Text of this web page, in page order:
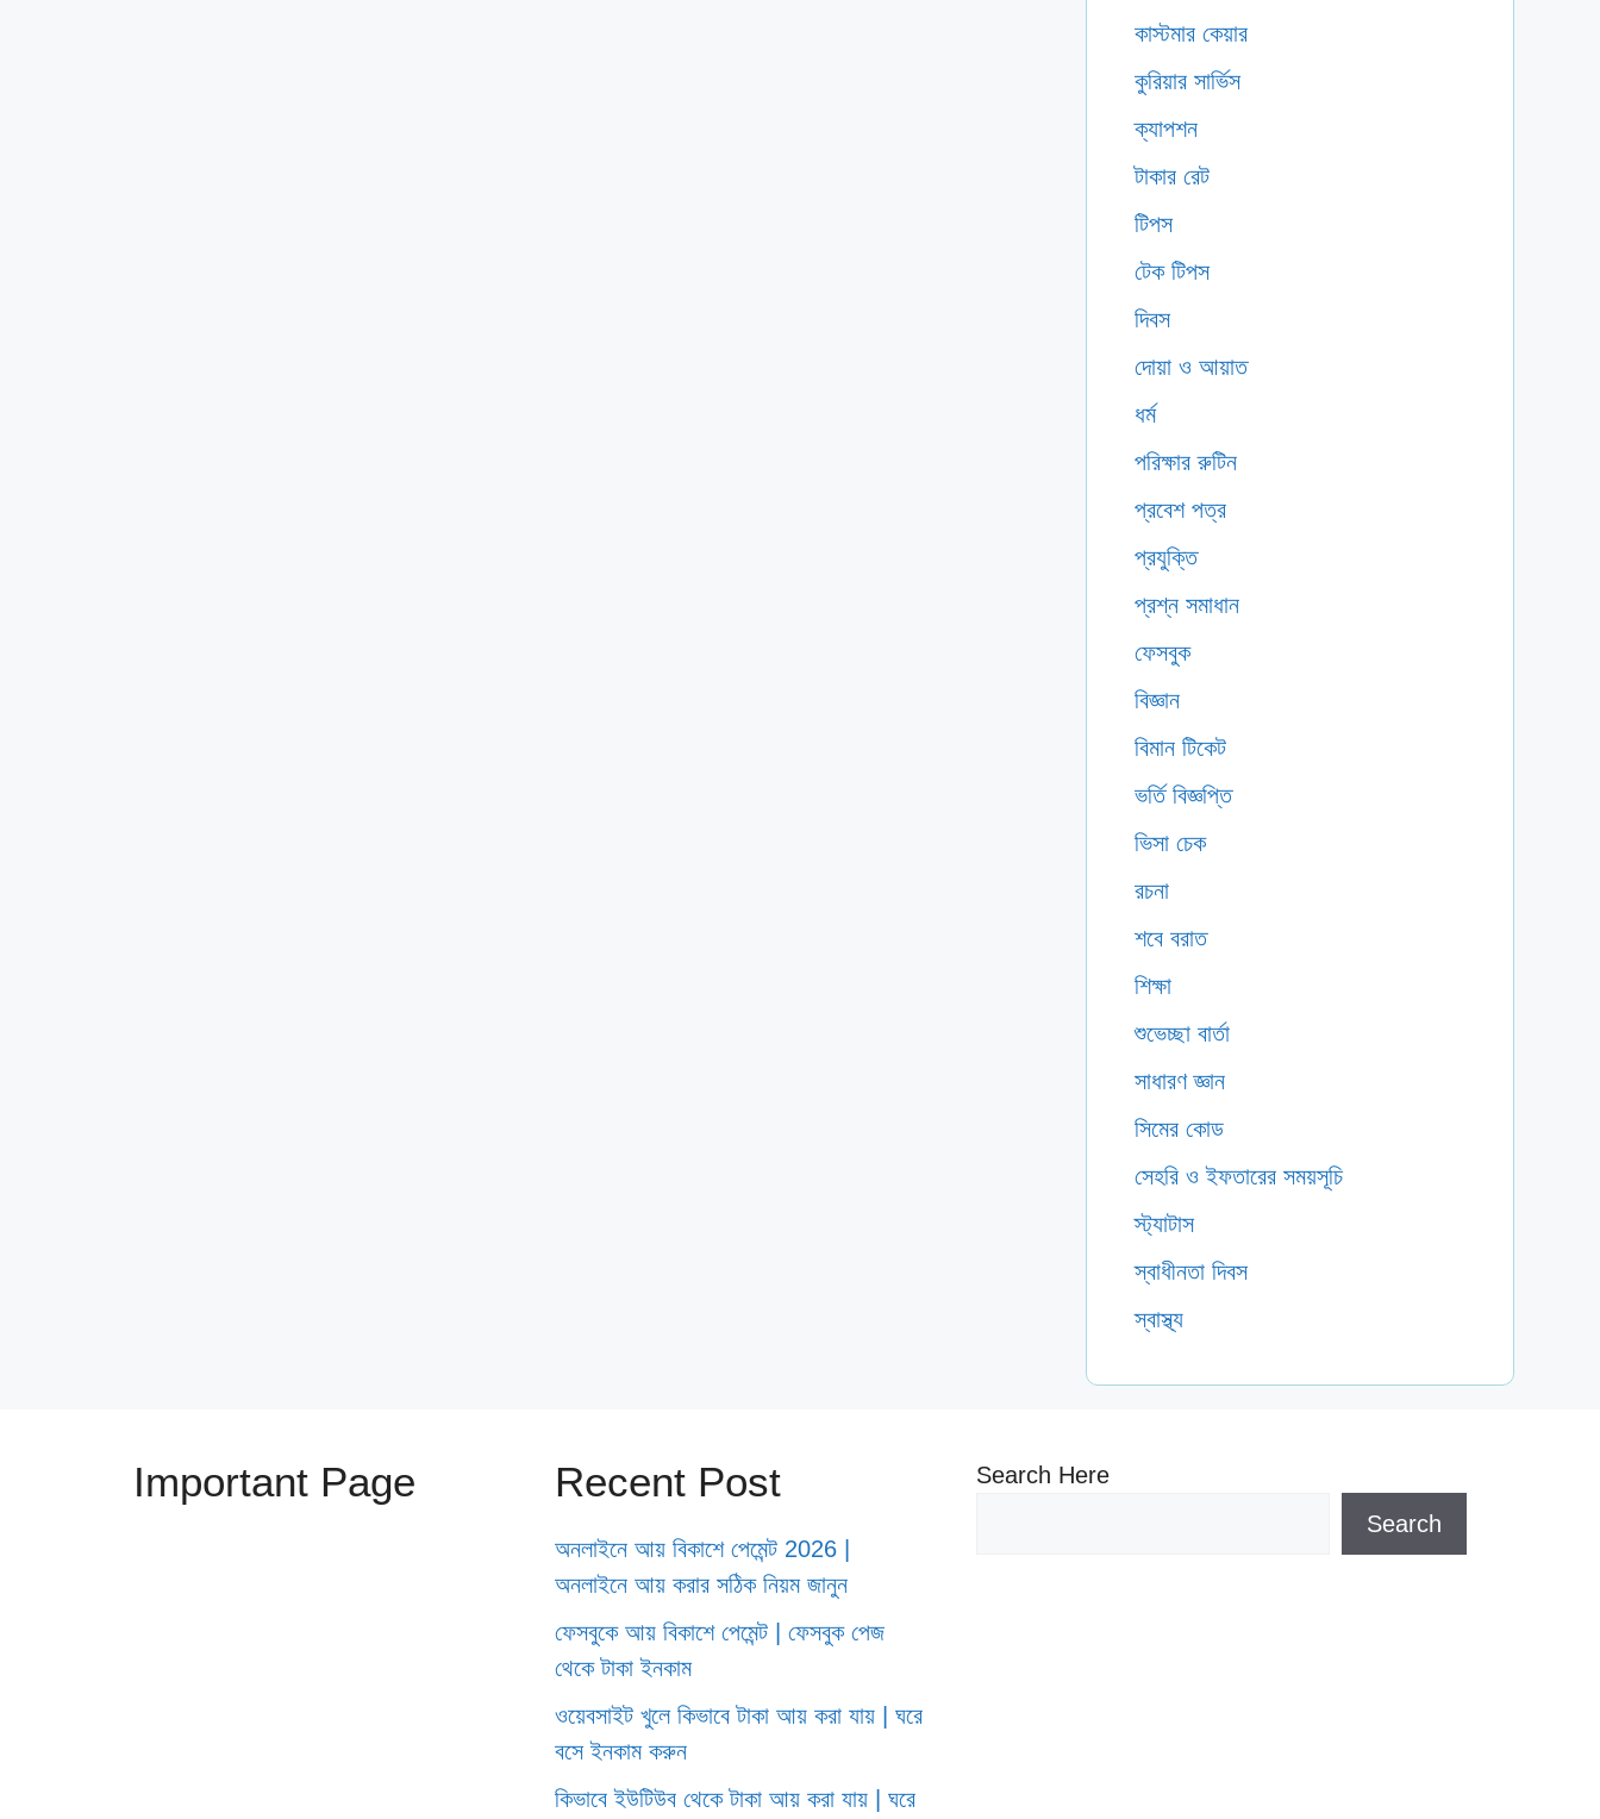
কাস্টমার কেয়ার
কুরিয়ার সার্ভিস
ক্যাপশন
টাকার রেট
টিপস
টেক টিপস
দিবস
দোয়া ও আয়াত
ধর্ম
পরিক্ষার রুটিন
প্রবেশ পত্র
প্রযুক্তি
প্রশ্ন সমাধান
ফেসবুক
বিজ্ঞান
বিমান টিকেট
ভর্তি বিজ্ঞপ্তি
ভিসা চেক
রচনা
শবে বরাত
শিক্ষা
শুভেচ্ছা বার্তা
সাধারণ জ্ঞান
সিমের কোড
সেহরি ও ইফতারের সময়সূচি
স্ট্যাটাস
স্বাধীনতা দিবস
স্বাস্থ্য
Important Page Recent Post
অনলাইনে আয় বিকাশে পেমেন্ট 2026 |
অনলাইনে আয় করার সঠিক নিয়ম জানুন
ফেসবুকে আয় বিকাশে পেমেন্ট | ফেসবুক পেজ
থেকে টাকা ইনকাম
ওয়েবসাইট খুলে কিভাবে টাকা আয় করা যায় | ঘরে
বসে ইনকাম করুন
কিভাবে ইউটিউব থেকে টাকা আয় করা যায় | ঘরে
Search Here
Search